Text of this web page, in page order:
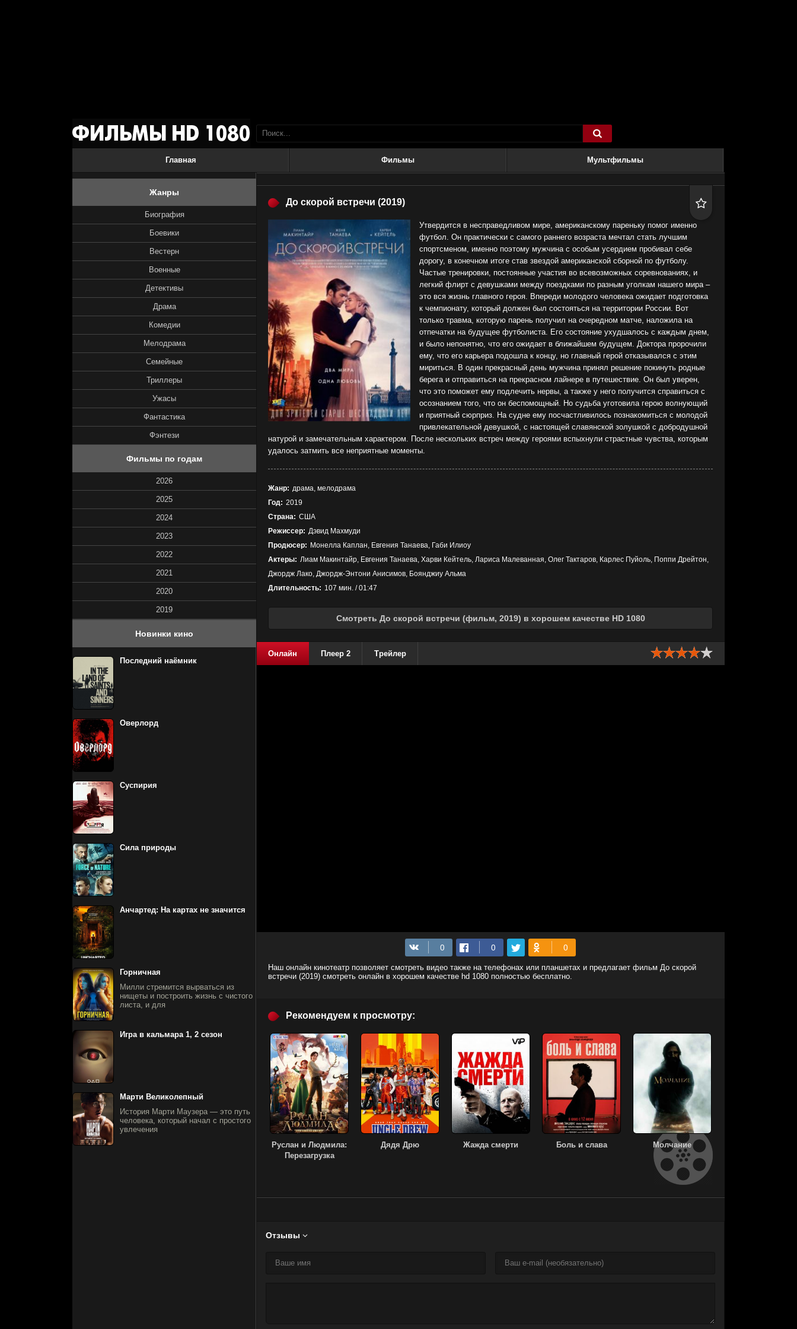

Главная Фильмы Мультфильмы
До скорой встречи (2019) 
Утвердится в несправедливом мире, американскому пареньку помог именно
футбол. Он практически с самого раннего возраста мечтал стать лучшим
спортсменом, именно поэтому мужчина с особым усердием пробивал себе
дорогу, в конечном итоге став звездой американской сборной по футболу.
Частые тренировки, постоянные участия во всевозможных соревнованиях, и
легкий флирт с девушками между поездками по разным уголкам нашего мира –
это вся жизнь главного героя. Впереди молодого человека ожидает подготовка
к чемпионату, который должен был состояться на территории России. Вот
только травма, которую парень получил на очередном матче, наложила на
отпечатки на будущее футболиста. Его состояние ухудшалось с каждым днем,
и было непонятно, что его ожидает в ближайшем будущем. Доктора пророчили
ему, что его карьера подошла к концу, но главный герой отказывался с этим
мириться. В один прекрасный день мужчина принял решение покинуть родные
берега и отправиться на прекрасном лайнере в путешествие. Он был уверен,
что это поможет ему подлечить нервы, а также у него получится справиться с
осознанием того, что он беспомощный. Но судьба уготовила герою волнующий
и приятный сюрприз. На судне ему посчастливилось познакомиться с молодой
привлекательной девушкой, с настоящей славянской золушкой с добродушной
натурой и замечательным характером. После нескольких встреч между героями вспыхнули страстные чувства, которым
удалось затмить все неприятные моменты.
Жанр: драма, мелодрама
Год: 2019
Страна: США
Режиссер: Дэвид Махмуди
Продюсер: Монелла Каплан, Евгения Танаева, Габи Илиоу
Актеры: Лиам Макинтайр, Евгения Танаева, Харви Кейтель, Лариса Малеванная, Олег Тактаров, Карлес Пуйоль, Поппи Дрейтон,
Джордж Лако, Джордж-Энтони Анисимов, Боянджиу Альма
Длительность: 107 мин. / 01:47
Смотреть До скорой встречи (фильм, 2019) в хорошем качестве HD 1080
Онлайн Плеер 2 Трейлер
80
1 2 3 4 5
Наш онлайн кинотеатр позволяет смотреть видео также на телефонах или планшетах и предлагает фильм До скорой
встречи (2019) смотреть онлайн в хорошем качестве hd 1080 полностью бесплатно.
Рекомендуем к просмотру:
Руслан и Людмила:
Перезагрузка
Дядя Дрю Жажда смерти Боль и слава Молчание
Отзывы 
Жанры
Биография
Боевики
Вестерн
Военные
Детективы
Драма
Комедии
Мелодрама
Семейные
Триллеры
Ужасы
Фантастика
Фэнтези
Фильмы по годам
2026
2025
2024
2023
2022
2021
2020
2019
Новинки кино
Последний наёмник
Оверлорд
Суспирия
Сила природы
Анчартед: На картах не значится
Горничная
Милли стремится вырваться из
нищеты и построить жизнь с чистого
листа, и для
Игра в кальмара 1, 2 сезон
Марти Великолепный
История Марти Маузера — это путь
человека, который начал с простого
увлечения